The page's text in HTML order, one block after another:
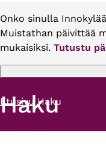
Onko sinulla
Muistathan päivittää
mukaisiksi. Tutustu
Murupolku
Etusivu Haku
Haku